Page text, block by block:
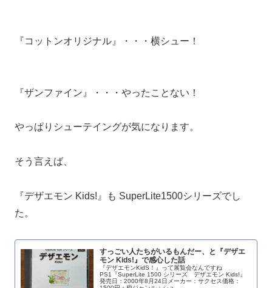
『コットンオリジナル』・・・横シュー！
『ザンファイン』・・・やったことない！
やっぱりシューテイングが気になります。
そう言えば、
『デザエモン Kids!』も SuperLite1500シリーズでし
た。
すっごい人たちがいるもんだー、と『デザエ
モン Kids!』で感心した話
『デザエモンKidS！』って展覧会なんですね
PS1『SuperLite 1500 シリーズ デザエモン Kids!』
発売日：2000年8月24日メーカー：サクセス価格：